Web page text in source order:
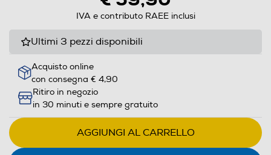
IVA e contributo RAEE inclusi
Ultimi 3 pezzi disponibili
Acquisto online
con consegna € 4,90
Ritiro in negozio
in 30 minuti e sempre gratuito
AGGIUNGI AL CARRELLO